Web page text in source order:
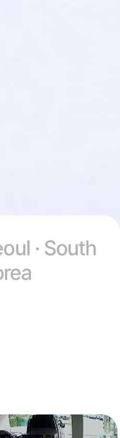
· South